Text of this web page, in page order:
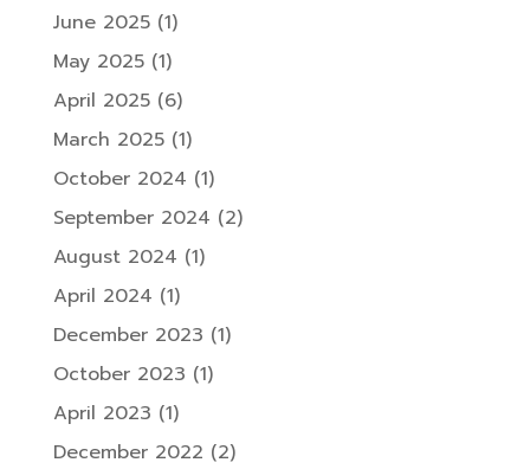
June 2025(1)
May 2025(1)
April 2025(6)
March 2025(1)
October 2024 (1)
September 2024 (2)
August 2024 (1)
April 2024 (1)
December 2023 (1)
October 2023 (1)
April 2023 (1)
December 2022 (2)